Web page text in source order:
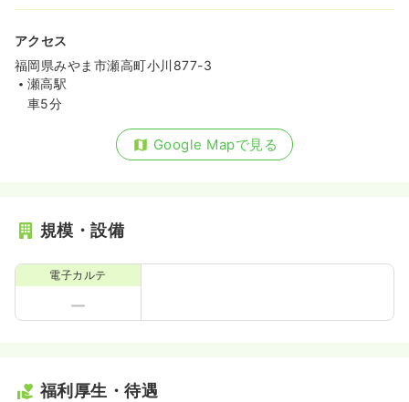
アクセス
福岡県みやま市瀬高町小川877-3
瀬高駅
車5分
Google Mapで見る
規模・設備
電子カルテ
福利厚生・待遇